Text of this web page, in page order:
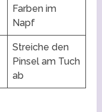
Farben im
Napf
Streiche den
Pinsel am Tuch
ab